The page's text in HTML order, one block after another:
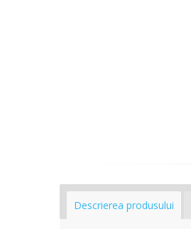
Descrierea produsului